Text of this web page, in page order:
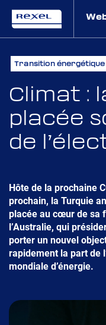
Transition énergétique
Climat :
placée
de
Hôte de la prochaine
prochain, la Turquie
placée au cœur de sa
l’Australie, qui
porter un nouvel
rapidement la part de
mondiale d’énergie.